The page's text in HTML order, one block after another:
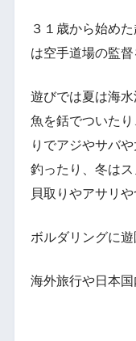
３１歳から始め
は空手道場の監督
遊びでは夏は海水
魚を銛でついた
りでアジやサバ
釣ったり、冬は
貝取りやアサリ
ボルダリングに遊
海外旅行や日本国